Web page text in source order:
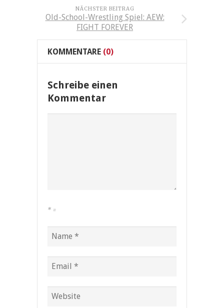
NÄCHSTER BEITRAG
Old-School-Wrestling Spiel: AEW:
FIGHT FOREVER
KOMMENTARE (0)
Schreibe einen
Kommentar
* =